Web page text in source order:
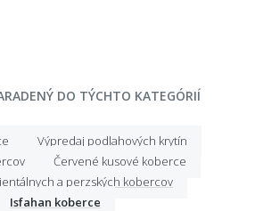
DO TÝCHTO KATEGÓRIÍ
Výpredaj podlahových krytín
Červené kusové koberce
a perzských kobercov
Isfahan koberce